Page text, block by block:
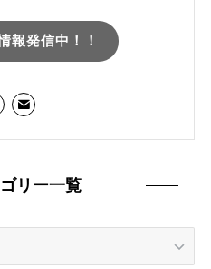
報発信中！！
リー一覧